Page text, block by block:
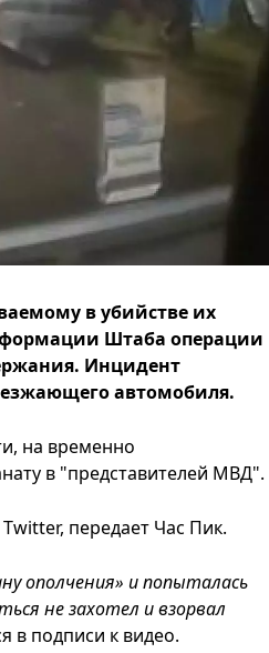
в убийстве их
Штаба операции
Инцидент
автомобиля.
на временно
в "представителей МВД".
передает Час Пик.
ополчения» и попыталась
не захотел и взорвал
в подписи к видео.